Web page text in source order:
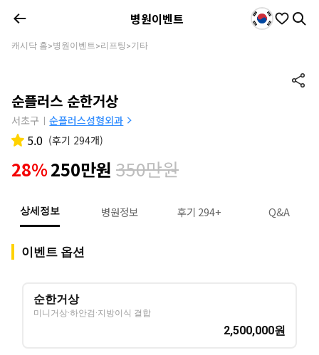
병원이벤트
캐시닥 홈>병원이벤트>리프팅 >기타
순플러스 순한거상
서초구 | 순플러스성형외과
5.0 (후기 294개)
28%250만원 350만원
상세정보 병원정보 후기 294+ Q&A
이벤트 옵션
순한거상
미니거상·하안검·지방이식 결합
2,500,000원